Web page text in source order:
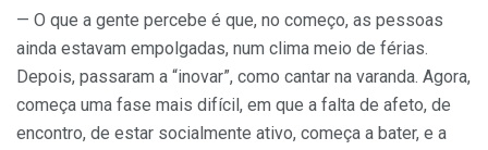
— O que a gente percebe é que, no começo, as pessoas
ainda estavam empolgadas, num clima meio de férias.
Depois, passaram a “inovar”, como cantar na varanda. Agora,
começa uma fase mais difícil, em que a falta de afeto, de
encontro, de estar socialmente ativo, começa a bater, e a